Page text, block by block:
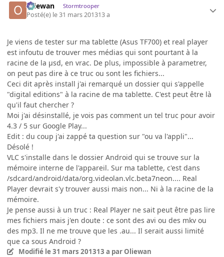
Oliewan Stormtrooper
Posté(e) le 31 mars 201313 a
Je viens de tester sur ma tablette (Asus TF700) et real player
est infoutu de trouver mes médias qui sont pourtant à la
racine de la µsd, en vrac. De plus, impossible à parametrer,
on peut pas dire à ce truc ou sont les fichiers...
Ceci dit après install j'ai remarqué un dossier qui s'appelle
"digital editions" à la racine de ma tablette. C'est peut être là
qu'il faut chercher ?
Moi j'ai désinstallé, je vois pas comment un tel truc pour avoir
4.3 / 5 sur Google Play...
Edit : du coup j'ai zappé ta question sur "ou va l'appli"...
Désolé !
VLC s'installe dans le dossier Android qui se trouve sur la
mémoire interne de l'appareil. Sur ma tablette, c'est dans
/sdcard/android/data/org.videolan.vlc.beta7neon.... Real
Player devrait s'y trouver aussi mais non... Ni à la racine de la
mémoire.
Je pense aussi à un truc : Real Player ne sait peut être pas lire
mes fichiers mais j'en doute : ce sont des avi ou des mkv ou
des mp3. Il ne me trouve que les .au... Il serait aussi limité
que ca sous Android ?
Modifié le 31 mars 201313 a par Oliewan